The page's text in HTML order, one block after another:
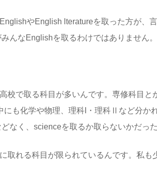
やEnglish lteratureを取った方が、
んなEnglishを取るわけではありません。
校で取る科目が多いんです。専修科目と
にも化学や物理、理科I・理科Ⅱなど分か
なく、scienceを取るか取らないかだった
取れる科目が限られているんです。私も